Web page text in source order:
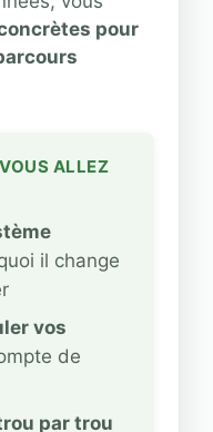
pour
ALLEZ
il change
vos
de
par trou